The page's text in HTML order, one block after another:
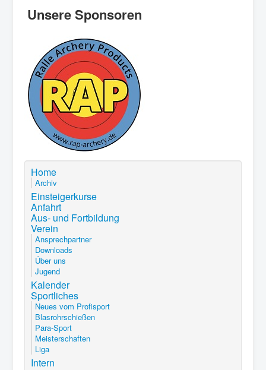
Unsere Sponsoren
Home
Archiv
Einsteigerkurse
Anfahrt
Aus- und Fortbildung
Verein
Ansprechpartner
Downloads
Über uns
Jugend
Kalender
Sportliches
Neues vom Profisport
Blasrohrschießen
Para-Sport
Meisterschaften
Liga
Intern